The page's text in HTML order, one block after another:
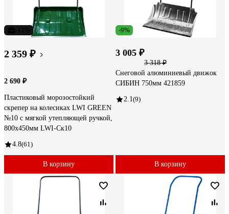
2 359 ₽
2 690 ₽
Пластиковый морозостойкий
скрепер на колесиках LWI GREEN
№10 с мягкой утепляющей ручкой,
800x450мм LWI-Cк10
4.8(61)
В корзину
-9%
3 005 ₽
3 318 ₽
Снеговой алюминиевый движок
СИБИН 750мм 421859
2.1 (9)
В корзину